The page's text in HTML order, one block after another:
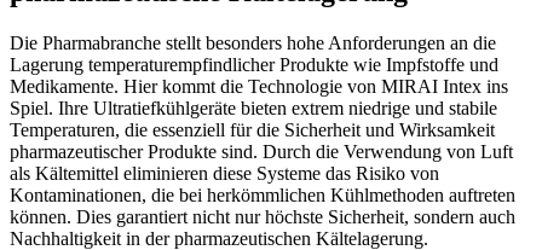
Die Pharmabranche stellt besonders hohe Anforderungen an die
Lagerung temperaturempfindlicher Produkte wie Impfstoffe und
Medikamente. Hier kommt die Technologie von MIRAI Intex ins
Spiel. Ihre Ultratiefkühlgeräte bieten extrem niedrige und stabile
Temperaturen, die essenziell für die Sicherheit und Wirksamkeit
pharmazeutischer Produkte sind. Durch die Verwendung von Luft
als Kältemittel eliminieren diese Systeme das Risiko von
Kontaminationen, die bei herkömmlichen Kühlmethoden auftreten
können. Dies garantiert nicht nur höchste Sicherheit, sondern auch
Nachhaltigkeit in der pharmazeutischen Kältelagerung.